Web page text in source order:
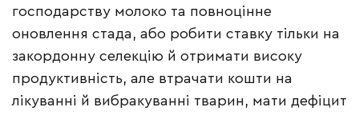
господарству молоко та повноцінне
оновлення стада, або робити ставку тільки на
закордонну селекцію й отримати високу
продуктивність, але втрачати кошти на
лікуванні й вибракуванні тварин, мати дефіцит